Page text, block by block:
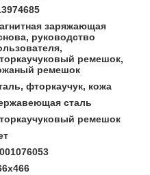
заряжающая
руководство
ремешок,
ремешок
фторкаучук, кожа
сталь
ремешок